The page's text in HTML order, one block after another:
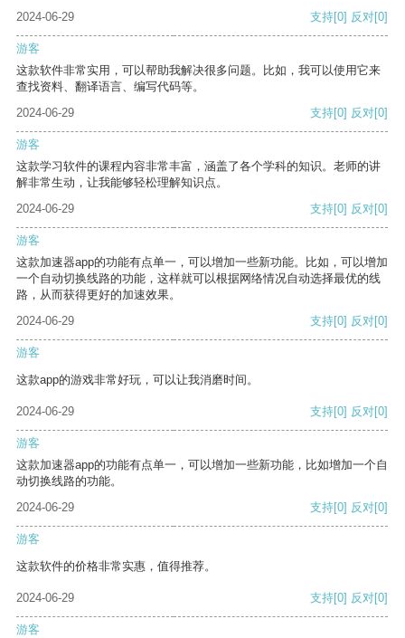
2024-06-29 支持[0] 反对[0]
游客
这款软件非常实用，可以帮助我解决很多问题。比如，我可以使用它来
查找资料、翻译语言、编写代码等。
2024-06-29
支持[0] 反对[0]
游客
这款学习软件的课程内容非常丰富，涵盖了各个学科的知识。老师的讲
解非常生动，让我能够轻松理解知识点。
2024-06-29
支持[0] 反对[0]
游客
这款加速器app的功能有点单一，可以增加一些新功能。比如，可以增加
一个自动切换线路的功能，这样就可以根据网络情况自动选择最优的线
路，从而获得更好的加速效果。
2024-06-29
支持[0] 反对[0]
游客
这款app的游戏非常好玩，可以让我消磨时间。
2024-06-29 支持[0] 反对[0]
游客
这款加速器app的功能有点单一，可以增加一些新功能，比如增加一个自
动切换线路的功能。
2024-06-29
支持[0] 反对[0]
游客
这款软件的价格非常实惠，值得推荐。
2024-06-29 支持[0] 反对[0]
游客